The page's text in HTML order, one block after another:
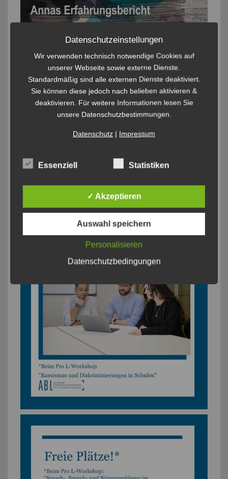
Datenschutzeinstellungen
Wir verwenden technisch notwendige Cookies auf
unserer Webseite sowie externe Dienste.
Standardmäßig sind alle externen Dienste deaktiviert.
Sie können diese jedoch nach belieben aktivieren &
deaktivieren. Für weitere Informationen lesen Sie
unsere Datenschutzbestimmungen.
Datenschutz| Impressum
Essenziell Statistiken
✓ Akzeptieren
Auswahl speichern
Personalisieren
Datenschutzbedingungen